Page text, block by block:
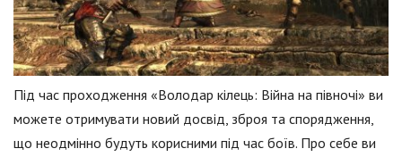
Під час проходження «Володар кілець: Війна на півночі» ви
можете отримувати новий досвід, зброя та спорядження,
що неодмінно будуть корисними під час боїв. Про себе ви